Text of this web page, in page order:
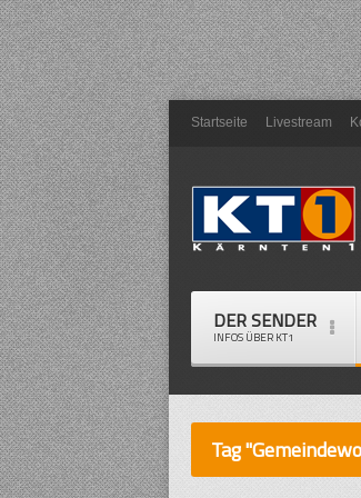
Startseite Livestream
DER SENDER
INFOS ÜBER KT1
Tag